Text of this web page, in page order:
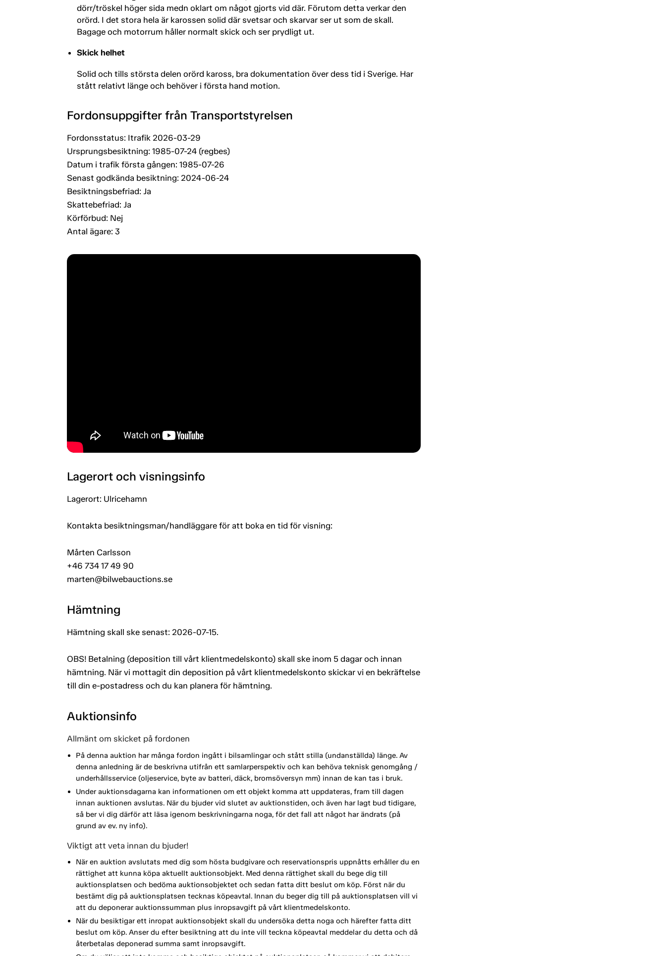
dörr/tröskel höger sida medn oklart om något gjorts vid där. Förutom detta verkar den
orörd. I det stora hela är karossen solid där svetsar och skarvar ser ut som de skall.
Bagage och motorrum håller normalt skick och ser prydligt ut.
Skick helhet
Solid och tills största delen orörd kaross, bra dokumentation över dess tid i Sverige. Har
stått relativt länge och behöver i första hand motion.
Fordonsuppgifter från Transportstyrelsen
Fordonsstatus: Itrafik 2026-03-29
Ursprungsbesiktning: 1985-07-24 (regbes)
Datum i trafik första gången: 1985-07-26
Senast godkända besiktning: 2024-06-24
Besiktningsbefriad: Ja
Skattebefriad: Ja
Körförbud: Nej
Antal ägare: 3
Lagerort och visningsinfo
Lagerort: Ulricehamn
Kontakta besiktningsman/handläggare för att boka en tid för visning:
Mårten Carlsson
+46 734 17 49 90
marten@bilwebauctions.se
Hämtning
Hämtning skall ske senast: 2026-07-15.
OBS! Betalning (deposition till vårt klientmedelskonto) skall ske inom 5 dagar och innan
hämtning. När vi mottagit din deposition på vårt klientmedelskonto skickar vi en bekräftelse
till din e-postadress och du kan planera för hämtning.
Auktionsinfo
Allmänt om skicket på fordonen
På denna auktion har många fordon ingått i bilsamlingar och stått stilla (undanställda) länge. Av
denna anledning är de beskrivna utifrån ett samlarperspektiv och kan behöva teknisk genomgång /
underhållsservice (oljeservice, byte av batteri, däck, bromsöversyn mm) innan de kan tas i bruk.
Under auktionsdagarna kan informationen om ett objekt komma att uppdateras, fram till dagen
innan auktionen avslutas. När du bjuder vid slutet av auktionstiden, och även har lagt bud tidigare,
så ber vi dig därför att läsa igenom beskrivningarna noga, för det fall att något har ändrats (på
grund av ev. ny info).
Viktigt att veta innan du bjuder!
När en auktion avslutats med dig som hösta budgivare och reservationspris uppnåtts erhåller du en
rättighet att kunna köpa aktuellt auktionsobjekt. Med denna rättighet skall du bege dig till
auktionsplatsen och bedöma auktionsobjektet och sedan fatta ditt beslut om köp. Först när du
bestämt dig på auktionsplatsen tecknas köpeavtal. Innan du beger dig till på auktionsplatsen vill vi
att du deponerar auktionssumman plus inropsavgift på vårt klientmedelskonto.
När du besiktigar ett inropat auktionsobjekt skall du undersöka detta noga och härefter fatta ditt
beslut om köp. Anser du efter besiktning att du inte vill teckna köpeavtal meddelar du detta och då
återbetalas deponerad summa samt inropsavgift.